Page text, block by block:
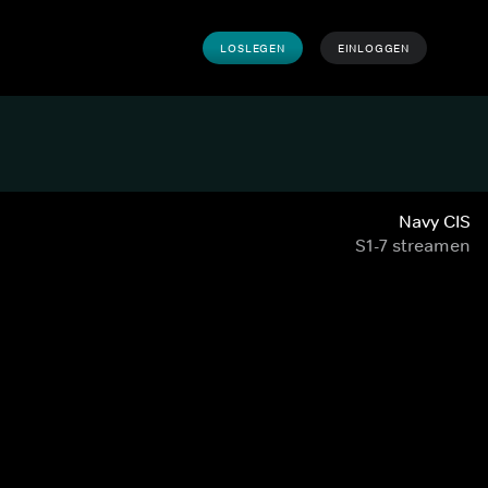
LOSLEGEN EINLOGGEN
Navy CIS
S1-7 streamen